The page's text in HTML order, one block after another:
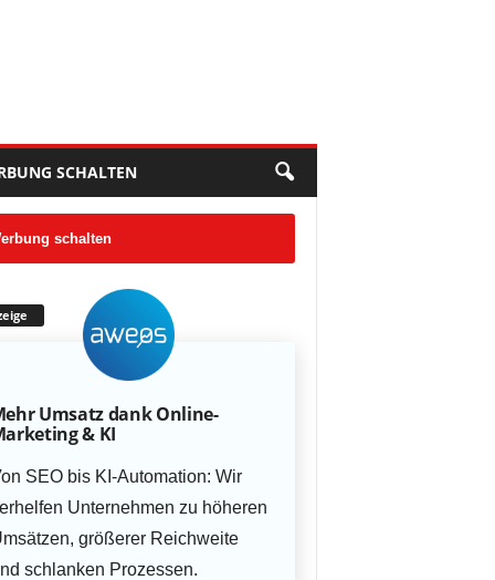
SCHALTEN
schalten
Umsatz dank Online-
& KI
SEO bis KI-Automation: Wir
Unternehmen zu höheren
größerer Reichweite
schlanken Prozessen.